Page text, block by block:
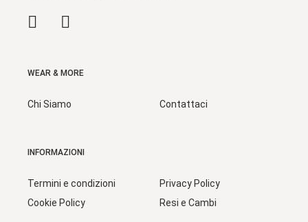
WEAR & MORE
Chi Siamo Contattaci
INFORMAZIONI
Termini e condizioni
Cookie Policy
Privacy Policy
Resi e Cambi